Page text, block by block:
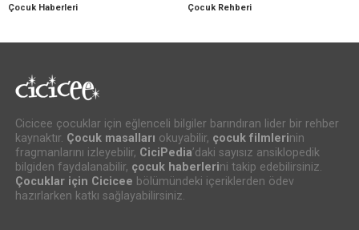
Çocuk Haberleri
Çocuk Rehberi
Cicicee çocuklar için eğlenceli bilgiler barındıran lider bir rehber
kaynaktır. Çocuk masalları okuyabilir, çocuk filmlerinin
fragmanlarını izleyebilir, CiciPedia’daki sayısız ansiklopedik
bilgiden faydalanabilir, çocuk haberlerini takip edebilirsiniz.
Çocuklar için Cicicee bölümündeki içeriklerden ödev
hazırlarken katkı sağlayabilirsiniz.